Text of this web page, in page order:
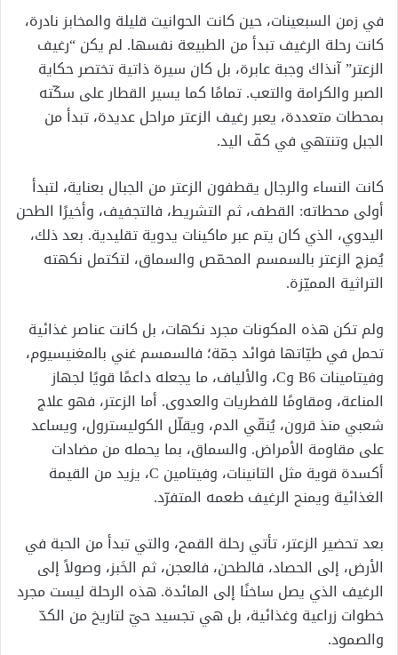
في زمن السبعينات، حين كانت الحوانيت قليلة والمخابز نادرة،
كانت رحلة الرغيف تبدأ من الطبيعة نفسها. لم يكن “رغيف
الزعتر” آنذاك وجبة عابرة، بل كان سيرة ذاتية تختصر حكاية
الصبر والكرامة والتعب. تمامًا كما يسير القطار على سكّته
بمحطات متعددة، يعبر رغيف الزعتر مراحل عديدة، تبدأ من
الجبل وتنتهي في كفّ اليد.
كانت النساء والرجال يقطفون الزعتر من الجبال بعناية، لتبدأ
أولى محطاته: القطف، ثم التشريط، فالتجفيف، وأخيرًا الطحن
اليدوي، الذي كان يتم عبر ماكينات يدوية تقليدية. بعد ذلك،
يُمزج الزعتر بالسمسم المحمّص والسماق، لتكتمل نكهته
التراثية المميّزة.
ولم تكن هذه المكونات مجرد نكهات، بل كانت عناصر غذائية
تحمل في طيّاتها فوائد جمّة؛ فالسمسم غني بالمغنيسيوم،
وفيتامينات B6 وC، والألياف، ما يجعله داعمًا قويًا لجهاز
المناعة، ومقاومًا للفطريات والعدوى. أما الزعتر، فهو علاج
شعبي منذ قرون، يُنقّي الدم، ويقلّل الكوليسترول، ويساعد
على مقاومة الأمراض. والسماق، بما يحمله من مضادات
أكسدة قوية مثل التانينات، وفيتامين C، يزيد من القيمة
الغذائية ويمنح الرغيف طعمه المتفرّد.
بعد تحضير الزعتر، تأتي رحلة القمح، والتي تبدأ من الحبة في
الأرض، إلى الحصاد، فالطحن، فالعجن، ثم الخَبز، وصولاً إلى
الرغيف الذي يصل ساخنًا إلى المائدة. هذه الرحلة ليست مجرد
خطوات زراعية وغذائية، بل هي تجسيد حيّ لتاريخ من الكدّ
والصمود.